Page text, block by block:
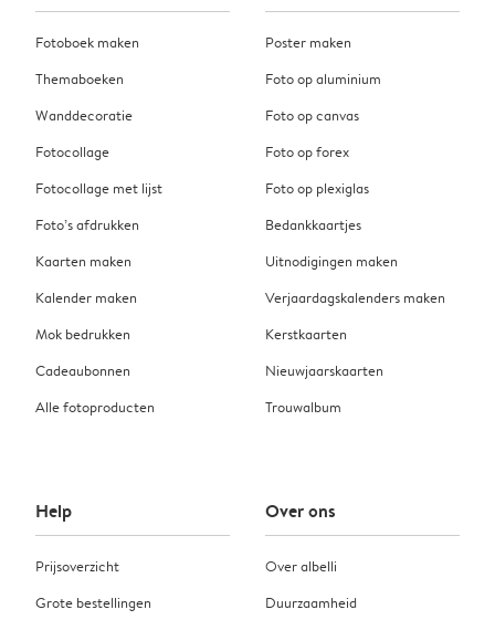
Fotoboek maken
Themaboeken
Wanddecoratie
Fotocollage
Fotocollage met lijst
Foto’s afdrukken
Kaarten maken
Kalender maken
Mok bedrukken
Cadeaubonnen
Alle fotoproducten
Poster maken
Foto op aluminium
Foto op canvas
Foto op forex
Foto op plexiglas
Bedankkaartjes
Uitnodigingen maken
Verjaardagskalenders maken
Kerstkaarten
Nieuwjaarskaarten
Trouwalbum
Help
Prijsoverzicht
Grote bestellingen
Over ons
Over albelli
Duurzaamheid